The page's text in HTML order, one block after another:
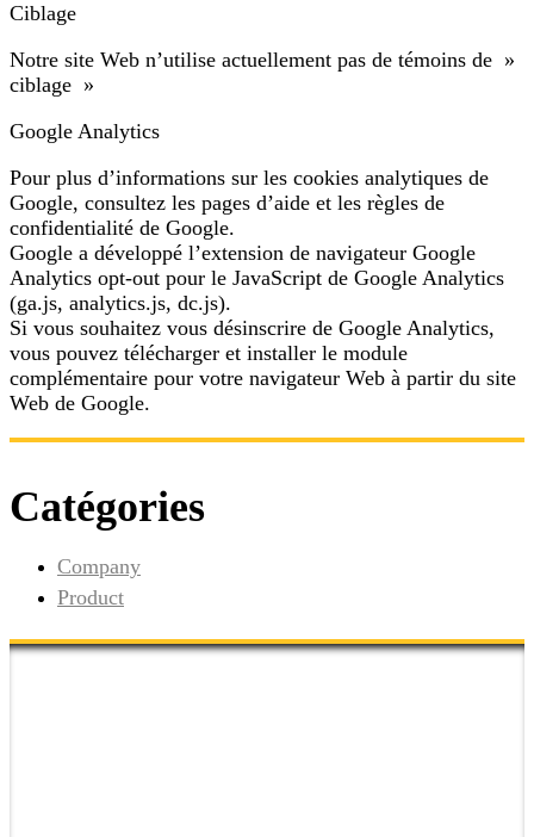
Ciblage
Notre site Web n’utilise actuellement pas de témoins de »
ciblage »
Google Analytics
Pour plus d’informations sur les cookies analytiques de
Google, consultez les pages d’aide et les règles de
confidentialité de Google.
Google a développé l’extension de navigateur Google
Analytics opt-out pour le JavaScript de Google Analytics
(ga.js, analytics.js, dc.js).
Si vous souhaitez vous désinscrire de Google Analytics,
vous pouvez télécharger et installer le module
complémentaire pour votre navigateur Web à partir du site
Web de Google.
Catégories
Company
Product